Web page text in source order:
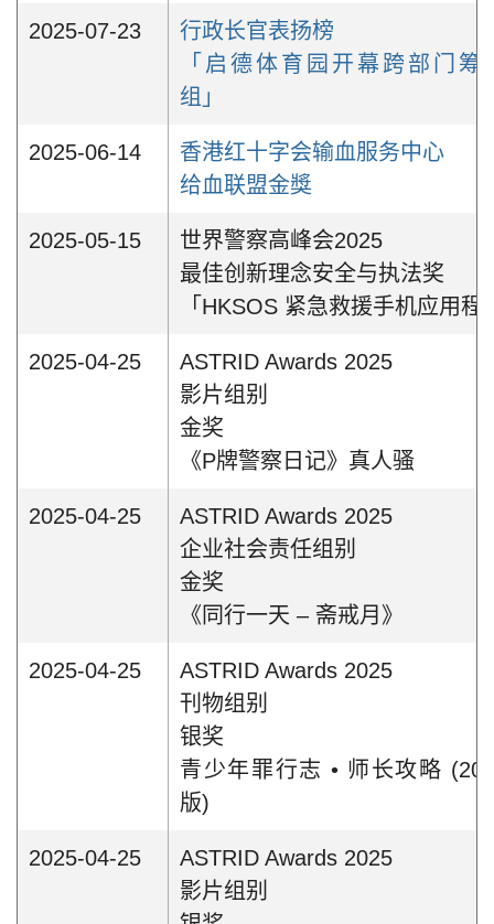
2025-07-23
行政长官表扬榜
「启德体育园开幕跨部门筹
组」
2025-06-14
香港红十字会输血服务中心
给血联盟金獎
2025-05-15
世界警察高峰会2025
最佳创新理念安全与执法奖
「HKSOS 紧急救援手机应用程
2025-04-25
ASTRID Awards 2025
影片组别
金奖
《P牌警察日记》真人骚
2025-04-25
ASTRID Awards 2025
企业社会责任组别
金奖
《同行一天 – 斋戒月》
2025-04-25
ASTRID Awards 2025
刊物组别
银奖
青少年罪行志 • 师长攻略
版)
2025-04-25
ASTRID Awards 2025
影片组别